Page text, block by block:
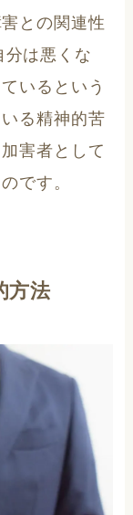
との関連性
分は悪くな
いるという
る精神的苦
害者として
です。
方法